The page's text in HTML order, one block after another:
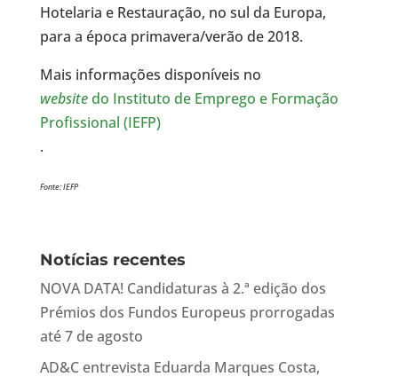
Hotelaria e Restauração, no sul da Europa,
para a época primavera/verão de 2018.
Mais informações disponíveis no
websitedo Instituto de Emprego e Formação
Profissional (IEFP)
.
Fonte: IEFP
Notícias recentes
NOVA DATA! Candidaturas à 2.ª edição dos
Prémios dos Fundos Europeus prorrogadas
até 7 de agosto
AD&C entrevista Eduarda Marques Costa,